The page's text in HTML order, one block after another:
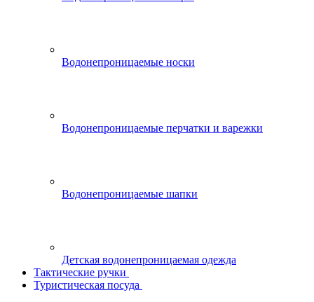
Водонепроницаемые носки
Водонепроницаемые перчатки и варежки
Водонепроницаемые шапки
Детская водонепроницаемая одежда
Тактические ручки
Туристическая посуда